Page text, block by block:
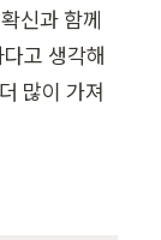
신과 함께
고 생각해
많이 가져